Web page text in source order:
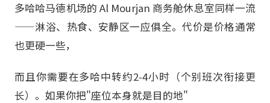
多哈哈马德机场的 Al Mourjan 商务舱休息室同样一流
——淋浴、热食、安静区一应俱全。代价是价格通常
也更硬一些，
而且你需要在多哈中转约2-4小时（个别班次衔接更
长）。如果你把"座位本身就是目的地"